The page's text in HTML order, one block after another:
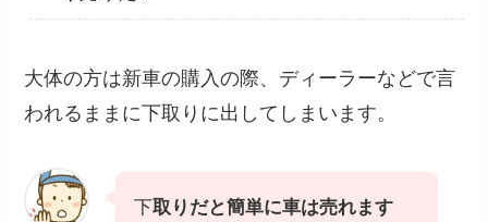
大体の方は新車の購入の際、ディーラーなどで言
われるままに下取りに出してしまいます。
下取りだと簡単に車は売れます